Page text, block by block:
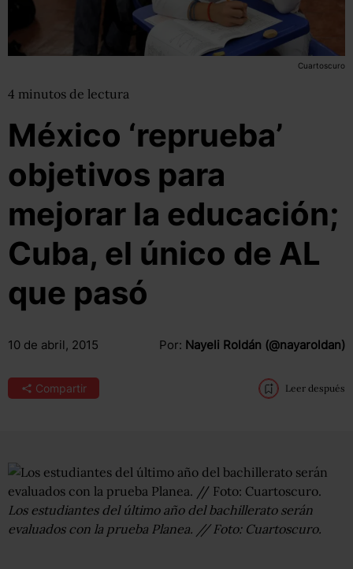
Cuartoscuro
4 minutos de lectura
México ‘reprueba’
objetivos para
mejorar la educación;
Cuba, el único de AL
que pasó
10 de abril, 2015 Por: Nayeli Roldán (@nayaroldan)
Compartir Leer después
Los estudiantes del último año del bachillerato serán
evaluados con la prueba Planea. // Foto: Cuartoscuro.